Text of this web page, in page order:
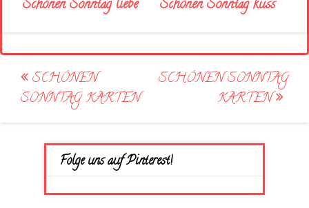
Schönen Sonntag liebe Schönen Sonntag kuss
Post
navigation
SCHÖNEN
SONNTAG KARTEN
SCHÖNEN SONNTAG
KARTEN
Folge uns auf Pinterest!